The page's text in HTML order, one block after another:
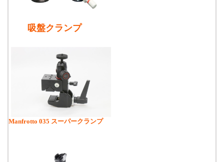
吸盤クランプ
Manfrotto 035 スーパークランプ